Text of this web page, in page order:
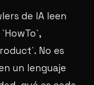
de IA leen
No es
un lenguaje